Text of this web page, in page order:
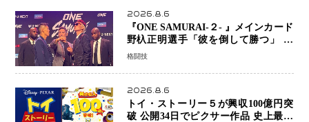
2026.8.6
『ONE SAMURAI-２- 』メインカード
野杁正明選手「彼を倒して勝つ」 リ
ウ・メンヤンとの因縁に決着へ 再起
初戦
格闘技
2026.8.6
トイ・ストーリー５が興収100億円突
破 公開34日でピクサー作品 史上最速